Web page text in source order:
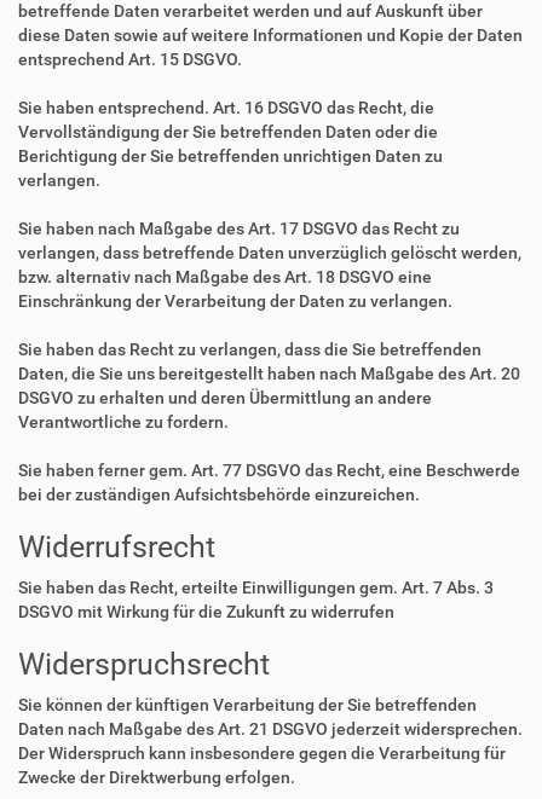
betreffende Daten verarbeitet werden und auf Auskunft über
diese Daten sowie auf weitere Informationen und Kopie der Daten
entsprechend Art. 15 DSGVO.
Sie haben entsprechend. Art. 16 DSGVO das Recht, die
Vervollständigung der Sie betreffenden Daten oder die
Berichtigung der Sie betreffenden unrichtigen Daten zu
verlangen.
Sie haben nach Maßgabe des Art. 17 DSGVO das Recht zu
verlangen, dass betreffende Daten unverzüglich gelöscht werden,
bzw. alternativ nach Maßgabe des Art. 18 DSGVO eine
Einschränkung der Verarbeitung der Daten zu verlangen.
Sie haben das Recht zu verlangen, dass die Sie betreffenden
Daten, die Sie uns bereitgestellt haben nach Maßgabe des Art. 20
DSGVO zu erhalten und deren Übermittlung an andere
Verantwortliche zu fordern.
Sie haben ferner gem. Art. 77 DSGVO das Recht, eine Beschwerde
bei der zuständigen Aufsichtsbehörde einzureichen.
Widerrufsrecht
Sie haben das Recht, erteilte Einwilligungen gem. Art. 7 Abs. 3
DSGVO mit Wirkung für die Zukunft zu widerrufen
Widerspruchsrecht
Sie können der künftigen Verarbeitung der Sie betreffenden
Daten nach Maßgabe des Art. 21 DSGVO jederzeit widersprechen.
Der Widerspruch kann insbesondere gegen die Verarbeitung für
Zwecke der Direktwerbung erfolgen.